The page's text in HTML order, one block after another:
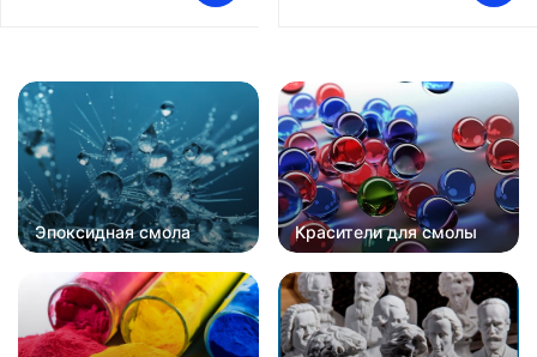
Эпоксидная смола Красители для смолы